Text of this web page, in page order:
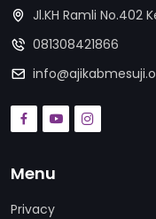
Jl.KH Ramli No.402
081308421866
Menu
Privacy